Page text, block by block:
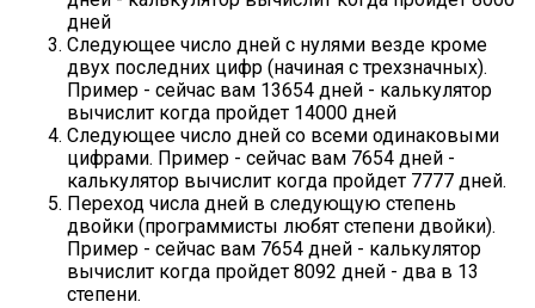
дней
Следующее число дней с нулями везде кроме
двух последних цифр (начиная с трехзначных).
Пример - сейчас вам 13654 дней - калькулятор
вычислит когда пройдет 14000 дней
Следующее число дней со всеми одинаковыми
цифрами. Пример - сейчас вам 7654 дней -
калькулятор вычислит когда пройдет 7777 дней.
Переход числа дней в следующую степень
двойки (программисты любят степени двойки).
Пример - сейчас вам 7654 дней - калькулятор
вычислит когда пройдет 8092 дней - два в 13
степени.